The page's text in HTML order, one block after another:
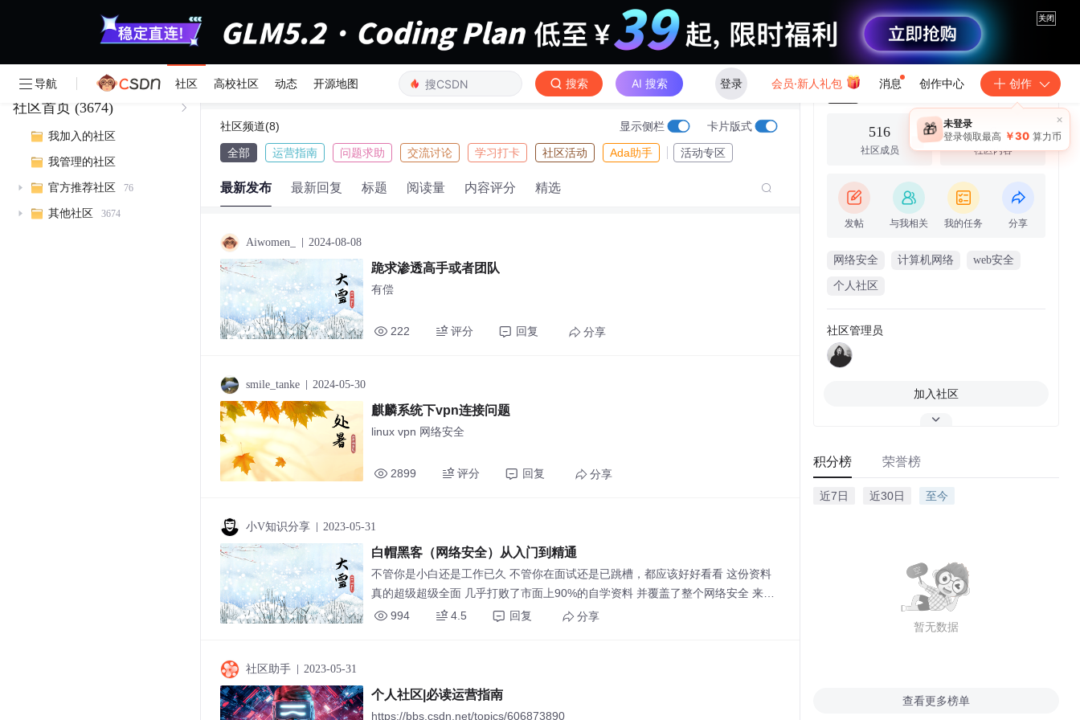
关闭
导航 社区 高校社区 动态 开源地图 搜索 AI 搜索 登录 会员·新人礼包 消息 创作中心 创作
×
🎁 未登录
登录领取最高 ￥30 算力币
社区首页 (3674)
我加入的社区
我管理的社区
官方推荐社区 76
其他社区 3674
社区频道(8) 显示侧栏 卡片版式
全部 运营指南 问题求助 交流讨论 学习打卡 社区活动 Ada助手 活动专区
最新发布 最新回复 标题 阅读量 内容评分 精选
Aiwomen_ 2024-08-08
跪求渗透高手或者团队
有偿
222 评分 回复 分享
smile_tanke 2024-05-30
麒麟系统下vpn连接问题
linux vpn 网络安全
2899 评分 回复 分享
小V知识分享 2023-05-31
白帽黑客（网络安全）从入门到精通
不管你是小白还是工作已久 不管你在面试还是已跳槽，都应该好好看看 这份资料
真的超级超级全面 几乎打败了市面上90%的自学资料 并覆盖了整个网络安全 来肝
了它！肯定会对你有帮助！ 2023最新整理网络安全/渗透测试/Web安全学习资料
994 4.5 回复 分享
社区助手 2023-05-31
个人社区|必读运营指南
https://bbs.csdn.net/topics/606873890
学网络安全的帅哥
516
社区成员
6
社区内容
发帖 与我相关 我的任务 分享
网络安全 计算机网络 web安全
个人社区
社区管理员
加入社区
积分榜 荣誉榜
近7日 近30日 至今
暂无数据
查看更多榜单